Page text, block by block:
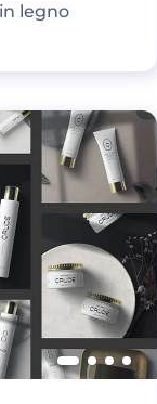
legno